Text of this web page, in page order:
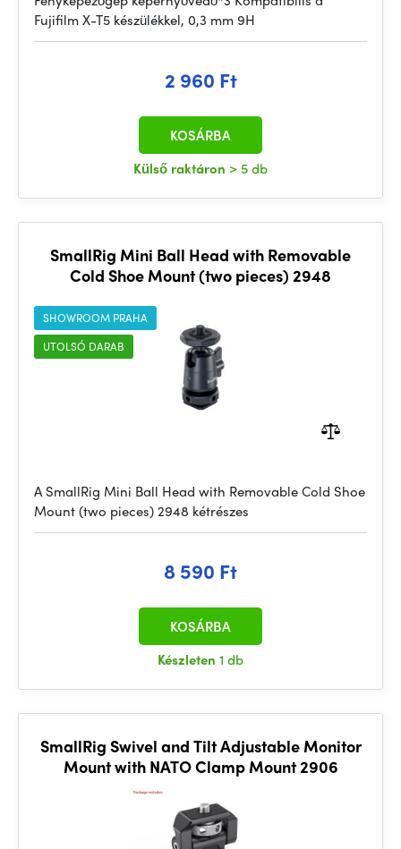
Fujifilm X-T5 készülékkel, 0,3 mm 9H
2 960 Ft
Külső raktáron > 5 db
KOSÁRBA
SmallRig Mini Ball Head with Removable
Cold Shoe Mount (two pieces) 2948
SHOWROOM PRAHA
UTOLSÓ DARAB
A SmallRig Mini Ball Head with Removable Cold Shoe
Mount (two pieces) 2948 kétrészes
8 590 Ft
Készleten 1 db
KOSÁRBA
SmallRig Swivel and Tilt Adjustable Monitor
Mount with NATO Clamp Mount 2906